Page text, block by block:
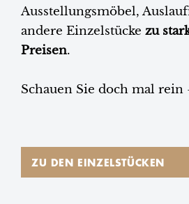
Ausstellungsmöbel,
andere Einzelstücke zu
Preisen.
Schauen Sie doch mal rein
ZU DEN EINZELSTÜCKEN